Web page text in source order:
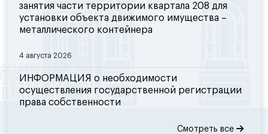
занятия части территории квартала 208 для
установки объекта движимого имущества –
металлического контейнера
4 августа 2026
ИНФОРМАЦИЯ о необходимости
осуществления государственной регистрации
права собственности
Смотреть все